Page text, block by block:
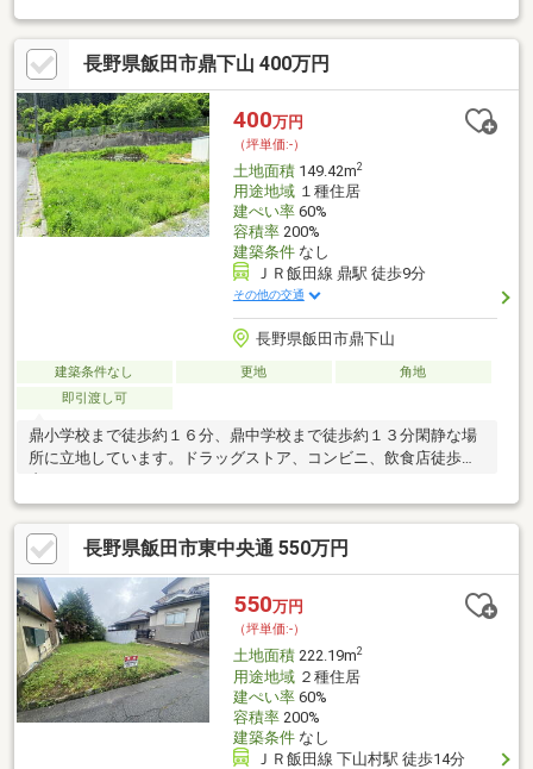
以内とさせていただきます。
長野県飯田市鼎下山 400万円
400万円
（坪単価:-）
土地面積149.42m2
用途地域１種住居
建ぺい率60%
容積率200%
建築条件なし
ＪＲ飯田線 鼎駅 徒歩9分
その他の交通
長野県飯田市鼎下山
建築条件なし 更地
角地
即引渡し可
鼎小学校まで徒歩約１６分、鼎中学校まで徒歩約１３分閑静な場
所に立地しています。ドラッグストア、コンビニ、飲食店徒歩圏
長野県飯田市東中央通 550万円
550万円
（坪単価:-）
土地面積222.19m2
用途地域２種住居
建ぺい率60%
容積率200%
建築条件なし
ＪＲ飯田線 下山村駅 徒歩14分